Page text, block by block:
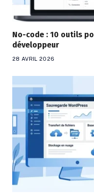
No-code : 10 outils
développeur
28 AVRIL 2026